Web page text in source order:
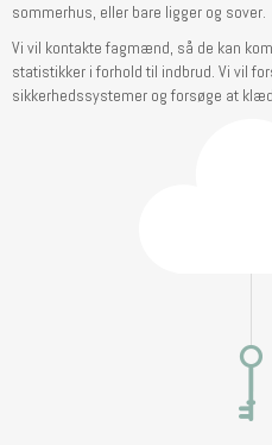
sommerhus, eller bare ligger og sover.
Vi vil kontakte fagmænd, så de kan
statistikker i forhold til indbrud. Vi vil
sikkerhedssystemer og forsøge at